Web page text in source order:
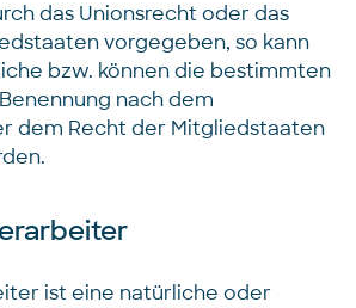
das Unionsrecht oder das
vorgegeben, so kann
bzw. können die bestimmten
nach dem
dem Recht der Mitgliedstaaten
ist eine natürliche oder